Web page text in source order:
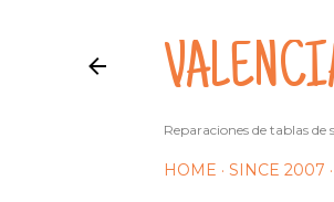
Reparaciones de tablas
HOME SINCE 2007